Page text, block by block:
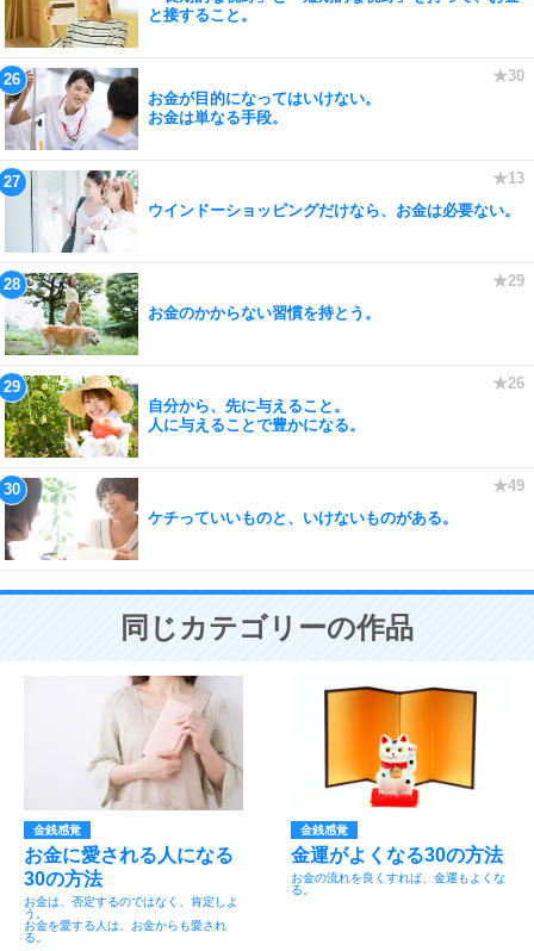
と接すること。
お金が目的になってはいけない。
お金は単なる手段。
ウインドーショッピングだけなら、お金は必要ない。
お金のかからない習慣を持とう。
自分から、先に与えること。
人に与えることで豊かになる。
ケチっていいものと、いけないものがある。
同じカテゴリーの作品
金銭感覚
お金に愛される人になる
30の方法
お金は、否定するのではなく、肯定しよ
う。
お金を愛する人は、お金からも愛され
る。
金銭感覚
金運がよくなる30の方法
お金の流れを良くすれば、金運もよくな
る。